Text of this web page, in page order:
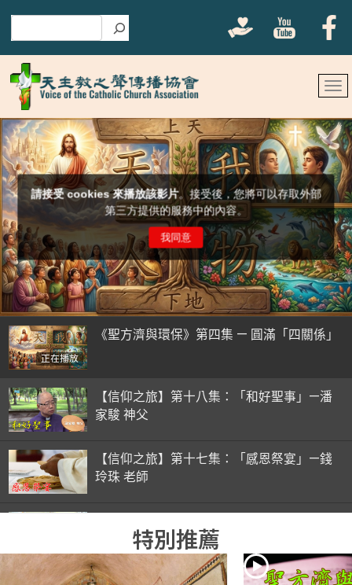
正在播放
《聖方濟與環保》第四集 — 圓滿「四關係」
【信仰之旅】第十八集：「和好聖事」—潘
家駿 神父
【信仰之旅】第十七集：「感恩祭宴」—錢
玲珠 老師
錢玲珠 老師特別推薦